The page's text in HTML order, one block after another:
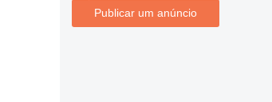
Publicar um anúncio